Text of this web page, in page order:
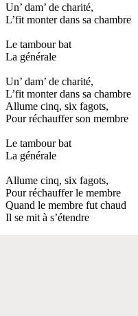
Un’ dam’ de charité,
L’fit monter dans sa chambre
Le tambour bat
La générale
Un’ dam’ de charité,
L’fit monter dans sa chambre
Allume cinq, six fagots,
Pour réchauffer son membre
Le tambour bat
La générale
Allume cinq, six fagots,
Pour réchauffer le membre
Quand le membre fut chaud
Il se mit à s’étendre